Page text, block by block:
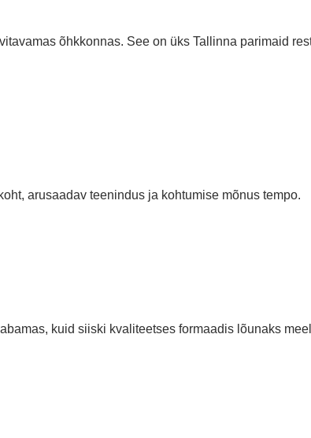
õhkkonnas. See on üks Tallinna parimaid
arusaadav teenindus ja kohtumise mõnus tempo.
kuid siiski kvaliteetses formaadis lõunaks